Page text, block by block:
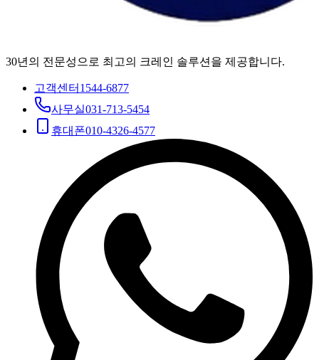
30년의 전문성으로 최고의 크레인 솔루션을 제공합니다.
고객센터 1544-6877
사무실031-713-5454
휴대폰010-4326-4577